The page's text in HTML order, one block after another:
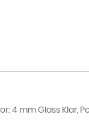
4 mm Glass Klar,